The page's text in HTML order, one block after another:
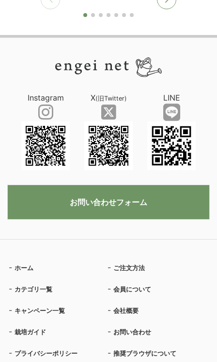
ホーム ご注文方法
カテゴリ一覧 会員について
キャンペーン一覧 会社概要
栽培ガイド お問い合わせ
プライバシーポリシー 推奨ブラウザについて
Instagram X(旧Twitter) LINE
お問い合わせフォーム